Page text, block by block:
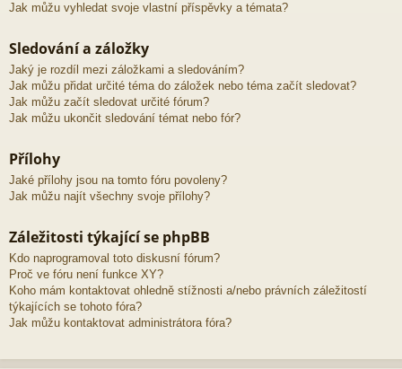
Jak můžu vyhledat svoje vlastní příspěvky a témata?
Sledování a záložky
Jaký je rozdíl mezi záložkami a sledováním?
Jak můžu přidat určité téma do záložek nebo téma začít sledovat?
Jak můžu začít sledovat určité fórum?
Jak můžu ukončit sledování témat nebo fór?
Přílohy
Jaké přílohy jsou na tomto fóru povoleny?
Jak můžu najít všechny svoje přílohy?
Záležitosti týkající se phpBB
Kdo naprogramoval toto diskusní fórum?
Proč ve fóru není funkce XY?
Koho mám kontaktovat ohledně stížnosti a/nebo právních záležitostí
týkajících se tohoto fóra?
Jak můžu kontaktovat administrátora fóra?